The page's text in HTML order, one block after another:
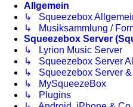
Allgemein
↳ Squeezebox
↳ Musiksammlung /
Squeezebox Server
↳ Lyrion Music Server
↳ Squeezebox Server
↳ Squeezebox Server &
↳ MySqueezeBox
↳ Plugins